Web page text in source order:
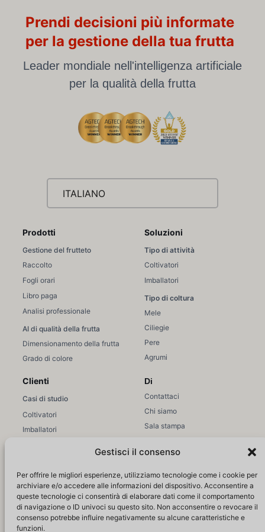
Gestisci il consenso
Per offrire le migliori esperienze, utilizziamo tecnologie come i cookie per
archiviare e/o accedere alle informazioni del dispositivo. Acconsentire a
queste tecnologie ci consentirà di elaborare dati come il comportamento
di navigazione o ID univoci su questo sito. Non acconsentire o revocare il
consenso potrebbe influire negativamente su alcune caratteristiche e
funzioni.
Prendi decisioni più informate
per la gestione della tua frutta
Leader mondiale nell'intelligenza artificiale
per la qualità della frutta
ITALIANO
Prodotti
Gestione del frutteto
Raccolto
Fogli orari
Libro paga
Analisi professionale
AI di qualità della frutta
Dimensionamento della frutta
Grado di colore
Soluzioni
Tipo di attività
Coltivatori
Imballatori
Tipo di coltura
Mele
Ciliegie
Pere
Agrumi
Clienti
Casi di studio
Coltivatori
Imballatori
Istruzione
Seminari web
Blog
Di
Contattaci
Chi siamo
Sala stampa
Supporto Hectre
Articoli di aiuto
Login